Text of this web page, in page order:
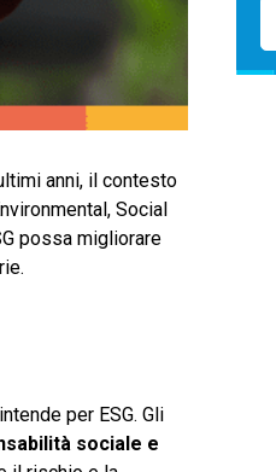
anni, il contesto
Social
possa migliorare
per ESG. Gli
sociale e